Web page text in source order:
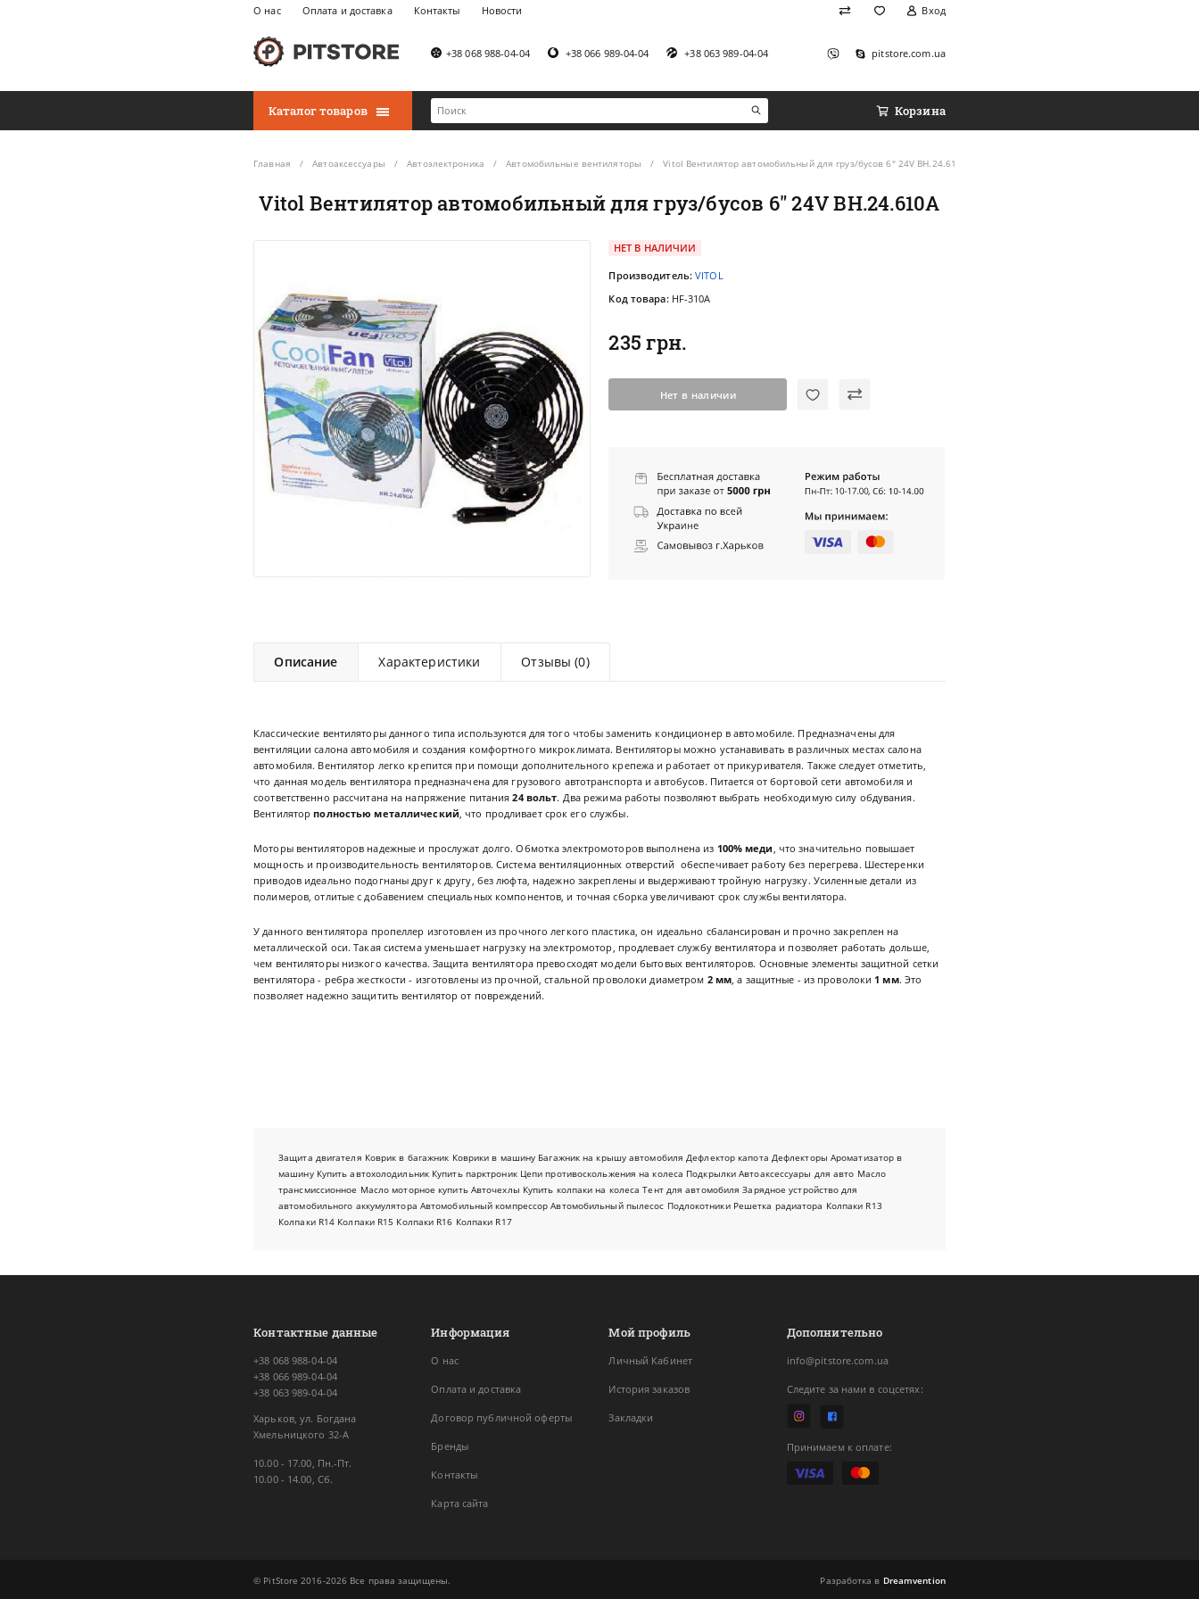
О нас Оплата и доставка Контакты Новости Вход
+38 068 988-04-04 +38 066 989-04-04 +38 063 989-04-04 pitstore.com.ua
Каталог товаров Корзина
Главная Автоаксессуары Автоэлектроника Автомобильные вентиляторы Vitol Вентилятор автомобильный для груз/бусов 6" 24V ВН.24.610А
Vitol Вентилятор автомобильный для груз/бусов 6" 24V ВН.24.610А
НЕТ В НАЛИЧИИ
Производитель:VITOL
Код товара: HF-310A
235 грн.
Нет в наличии
Описание Характеристики Отзывы (0)
Классические вентиляторы данного типа используются для того чтобы заменить кондиционер в автомобиле. Предназначены для
вентиляции салона автомобиля и создания комфортного микроклимата. Вентиляторы можно устанавивать в различных местах салона
автомобиля. Вентилятор легко крепится при помощи дополнительного крепежа и работает от прикуривателя. Также следует отметить,
что данная модель вентилятора предназначена для грузового автотранспорта и автобусов. Питается от бортовой сети автомобиля и
соответственно рассчитана на напряжение питания24 вольт. Два режима работы позволяют выбрать необходимую силу обдувания.
Вентиляторполностью металлический , что продливает срок его службы.
Моторы вентиляторов надежные и прослужат долго. Обмотка электромоторов выполнена из 100% меди , что значительно повышает
мощность и производительность вентиляторов. Система вентиляционных отверстий обеспечивает работу без перегрева. Шестеренки
приводов идеально подогнаны друг к другу, без люфта, надежно закреплены и выдерживают тройную нагрузку. Усиленные детали из
полимеров, отлитые с добавением специальных компонентов, и точная сборка увеличивают срок службы вентилятора.
У данного вентилятора пропеллер изготовлен из прочного легкого пластика, он идеально сбалансирован и прочно закреплен на
металлической оси. Такая система уменьшает нагрузку на электромотор, продлевает службу вентилятора и позволяет работать дольше,
чем вентиляторы низкого качества. Защита вентилятора превосходят модели бытовых вентиляторов. Основные элементы защитной сетки
вентилятора - ребра жесткости - изготовлены из прочной, стальной проволоки диаметром 2 мм , а защитные - из проволоки 1 мм. Это
позволяет надежно защитить вентилятор от повреждений.
Защита двигателя Коврик в багажник Коврики в машину Багажник на крышу автомобиля Дефлектор капота Дефлекторы Ароматизатор в
машину Купить автохолодильник Купить парктроник Цепи противоскольжения на колеса Подкрылки Автоаксессуары для авто Масло
трансмиссионное Масло моторное купить Авточехлы Купить колпаки на колеса Тент для автомобиля Зарядное устройство для
автомобильного аккумулятора Автомобильный компрессор Автомобильный пылесос Подлокотники Решетка радиатора Колпаки R13
Колпаки R14 Колпаки R15 Колпаки R16 Колпаки R17
Контактные данные
+38 068 988-04-04
+38 066 989-04-04
+38 063 989-04-04
Харьков, ул. Богдана
Хмельницкого 32-А
10.00 - 17.00, Пн.-Пт.
10.00 - 14.00, Сб.
Информация
О нас
Оплата и доставка
Договор публичной оферты
Бренды
Контакты
Карта сайта
Мой профиль
Личный Кабинет
История заказов
Закладки
Дополнительно
info@pitstore.com.ua
Следите за нами в соцсетях:
Принимаем к оплате:
© PitStore 2016-2026 Все права защищены. Разработка в Dreamvention